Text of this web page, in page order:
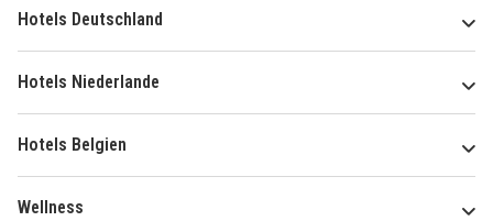
Hotels Deutschland
Hotels Niederlande
Hotels Belgien
Wellness